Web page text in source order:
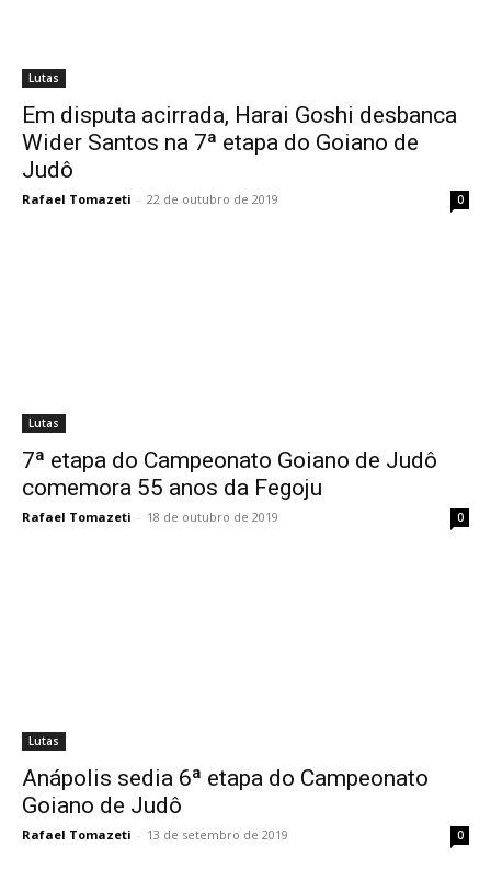
Lutas
Em disputa acirrada, Harai Goshi desbanca
Wider Santos na 7ª etapa do Goiano de
Judô
Rafael Tomazeti - 22 de outubro de 2019 0
Lutas
7ª etapa do Campeonato Goiano de Judô
comemora 55 anos da Fegoju
Rafael Tomazeti - 18 de outubro de 2019 0
Lutas
Anápolis sedia 6ª etapa do Campeonato
Goiano de Judô
Rafael Tomazeti - 13 de setembro de 2019 0